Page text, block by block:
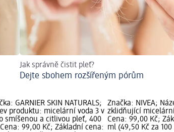
Jak správně čistit pleť?
Dejte sbohem rozšířeným pórům
GARNIER SKIN NATURALS;
produktu: micelární voda 3 v
smíšenou a citlivou pleť, 400
99,00 Kč; Základní cena:
Značka: NIVEA;
zklidňující
Cena: 99,00 Kč;
ml (49,50 Kč za 100